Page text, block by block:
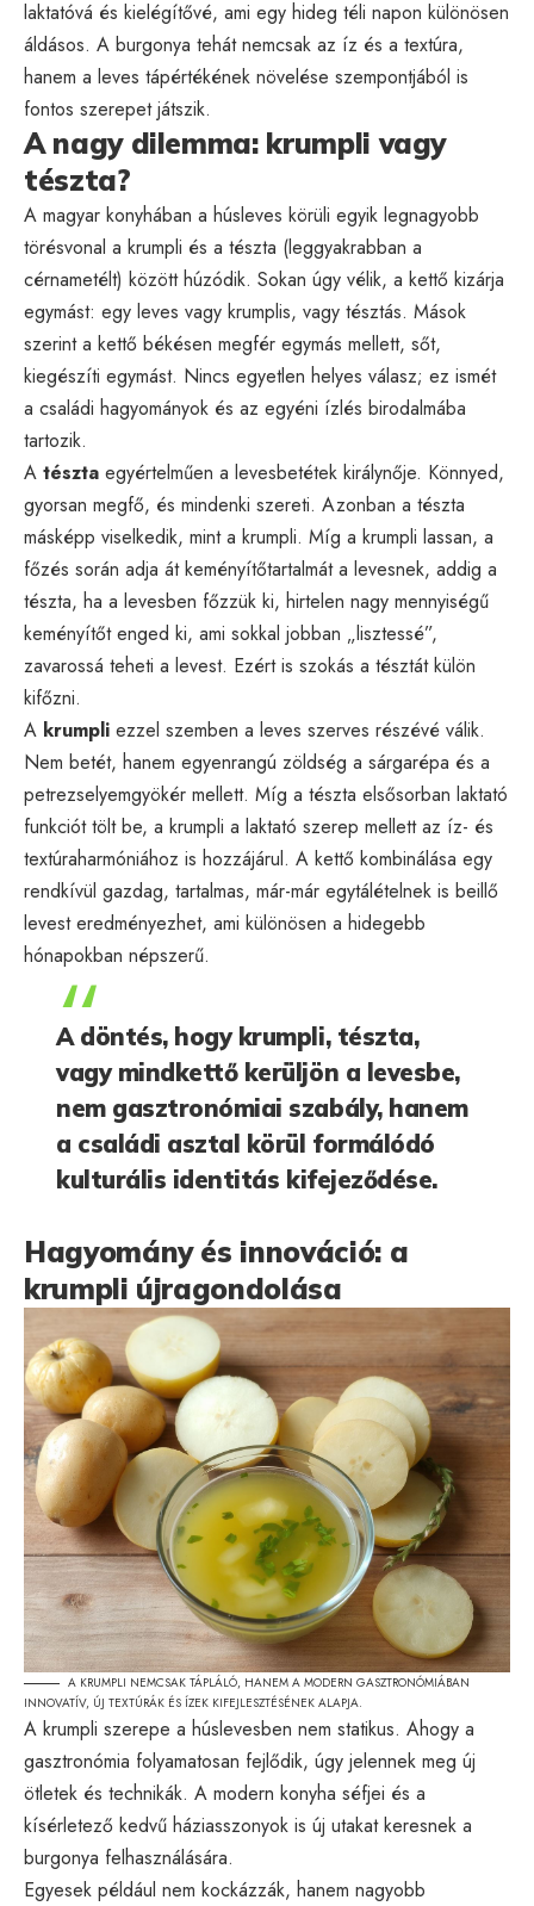
laktatóvá és kielégítővé, ami egy hideg téli napon különösen
áldásos. A burgonya tehát nemcsak az íz és a textúra,
hanem a leves tápértékének növelése szempontjából is
fontos szerepet játszik.
A nagy dilemma: krumpli vagy
tészta?
A magyar konyhában a húsleves körüli egyik legnagyobb
törésvonal a krumpli és a tészta (leggyakrabban a
cérnametélt) között húzódik. Sokan úgy vélik, a kettő kizárja
egymást: egy leves vagy krumplis, vagy tésztás. Mások
szerint a kettő békésen megfér egymás mellett, sőt,
kiegészíti egymást. Nincs egyetlen helyes válasz; ez ismét
a családi hagyományok és az egyéni ízlés birodalmába
tartozik.
A tészta egyértelműen a levesbetétek királynője. Könnyed,
gyorsan megfő, és mindenki szereti. Azonban a tészta
másképp viselkedik, mint a krumpli. Míg a krumpli lassan, a
főzés során adja át keményítőtartalmát a levesnek, addig a
tészta, ha a levesben főzzük ki, hirtelen nagy mennyiségű
keményítőt enged ki, ami sokkal jobban „lisztessé”,
zavarossá teheti a levest. Ezért is szokás a tésztát külön
kifőzni.
A krumpli ezzel szemben a leves szerves részévé válik.
Nem betét, hanem egyenrangú zöldség a sárgarépa és a
petrezselyemgyökér mellett. Míg a tészta elsősorban laktató
funkciót tölt be, a krumpli a laktató szerep mellett az íz- és
textúraharmóniához is hozzájárul. A kettő kombinálása egy
rendkívül gazdag, tartalmas, már-már egytálételnek is beillő
levest eredményezhet, ami különösen a hidegebb
hónapokban népszerű.
A döntés, hogy krumpli, tészta,
vagy mindkettő kerüljön a levesbe,
nem gasztronómiai szabály, hanem
a családi asztal körül formálódó
kulturális identitás kifejeződése.
Hagyomány és innováció: a
krumpli újragondolása
A KRUMPLI NEMCSAK TÁPLÁLÓ, HANEM A MODERN GASZTRONÓMIÁBAN
INNOVATÍV, ÚJ TEXTÚRÁK ÉS ÍZEK KIFEJLESZTÉSÉNEK ALAPJA.
A krumpli szerepe a húslevesben nem statikus. Ahogy a
gasztronómia folyamatosan fejlődik, úgy jelennek meg új
ötletek és technikák. A modern konyha séfjei és a
kísérletező kedvű háziasszonyok is új utakat keresnek a
burgonya felhasználására.
Egyesek például nem kockázzák, hanem nagyobb